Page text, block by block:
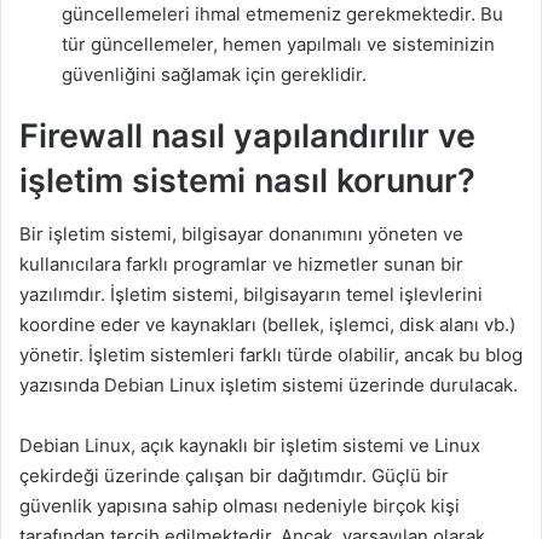
güncellemeleri ihmal etmemeniz gerekmektedir. Bu
tür güncellemeler, hemen yapılmalı ve sisteminizin
güvenliğini sağlamak için gereklidir.
Firewall nasıl yapılandırılır ve
işletim sistemi nasıl korunur?
Bir işletim sistemi, bilgisayar donanımını yöneten ve
kullanıcılara farklı programlar ve hizmetler sunan bir
yazılımdır. İşletim sistemi, bilgisayarın temel işlevlerini
koordine eder ve kaynakları (bellek, işlemci, disk alanı vb.)
yönetir. İşletim sistemleri farklı türde olabilir, ancak bu blog
yazısında Debian Linux işletim sistemi üzerinde durulacak.
Debian Linux, açık kaynaklı bir işletim sistemi ve Linux
çekirdeği üzerinde çalışan bir dağıtımdır. Güçlü bir
güvenlik yapısına sahip olması nedeniyle birçok kişi